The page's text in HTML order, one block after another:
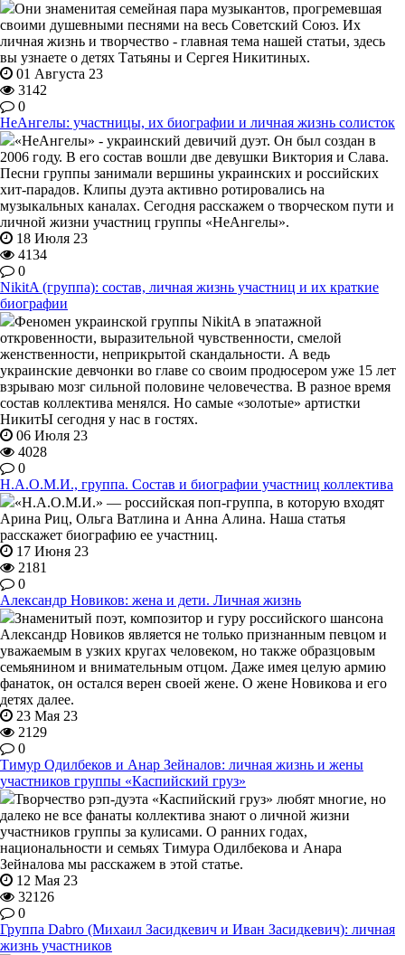
Они знаменитая семейная пара музыкантов, прогремевшая
своими душевными песнями на весь Советский Союз. Их
личная жизнь и творчество - главная тема нашей статьи, здесь
вы узнаете о детях Татьяны и Сергея Никитиных.
01 Августа 23
3142
0
НеАнгелы: участницы, их биографии и личная жизнь солисток
«НеАнгелы» - украинский девичий дуэт. Он был создан в
2006 году. В его состав вошли две девушки Виктория и Слава.
Песни группы занимали вершины украинских и российских
хит-парадов. Клипы дуэта активно ротировались на
музыкальных каналах. Сегодня расскажем о творческом пути и
личной жизни участниц группы «НеАнгелы».
18 Июля 23
4134
0
NikitA (группа): состав, личная жизнь участниц и их краткие
биографии
Феномен украинской группы NikitA в эпатажной
откровенности, выразительной чувственности, смелой
женственности, неприкрытой скандальности. А ведь
украинские девчонки во главе со своим продюсером уже 15 лет
взрываю мозг сильной половине человечества. В разное время
состав коллектива менялся. Но самые «золотые» артистки
НикитЫ сегодня у нас в гостях.
06 Июля 23
4028
0
Н.А.О.М.И., группа. Состав и биографии участниц коллектива
«Н.А.О.М.И.» — российская поп-группа, в которую входят
Арина Риц, Ольга Ватлина и Анна Алина. Наша статья
расскажет биографию ее участниц.
17 Июня 23
2181
0
Александр Новиков: жена и дети. Личная жизнь
Знаменитый поэт, композитор и гуру российского шансона
Александр Новиков является не только признанным певцом и
уважаемым в узких кругах человеком, но также образцовым
семьянином и внимательным отцом. Даже имея целую армию
фанаток, он остался верен своей жене. О жене Новикова и его
детях далее.
23 Мая 23
2129
0
Тимур Одилбеков и Анар Зейналов: личная жизнь и жены
участников группы «Каспийский груз»
Творчество рэп-дуэта «Каспийский груз» любят многие, но
далеко не все фанаты коллектива знают о личной жизни
участников группы за кулисами. О ранних годах,
национальности и семьях Тимура Одилбекова и Анара
Зейналова мы расскажем в этой статье.
12 Мая 23
32126
0
Группа Dabro (Михаил Засидкевич и Иван Засидкевич): личная
жизнь участников